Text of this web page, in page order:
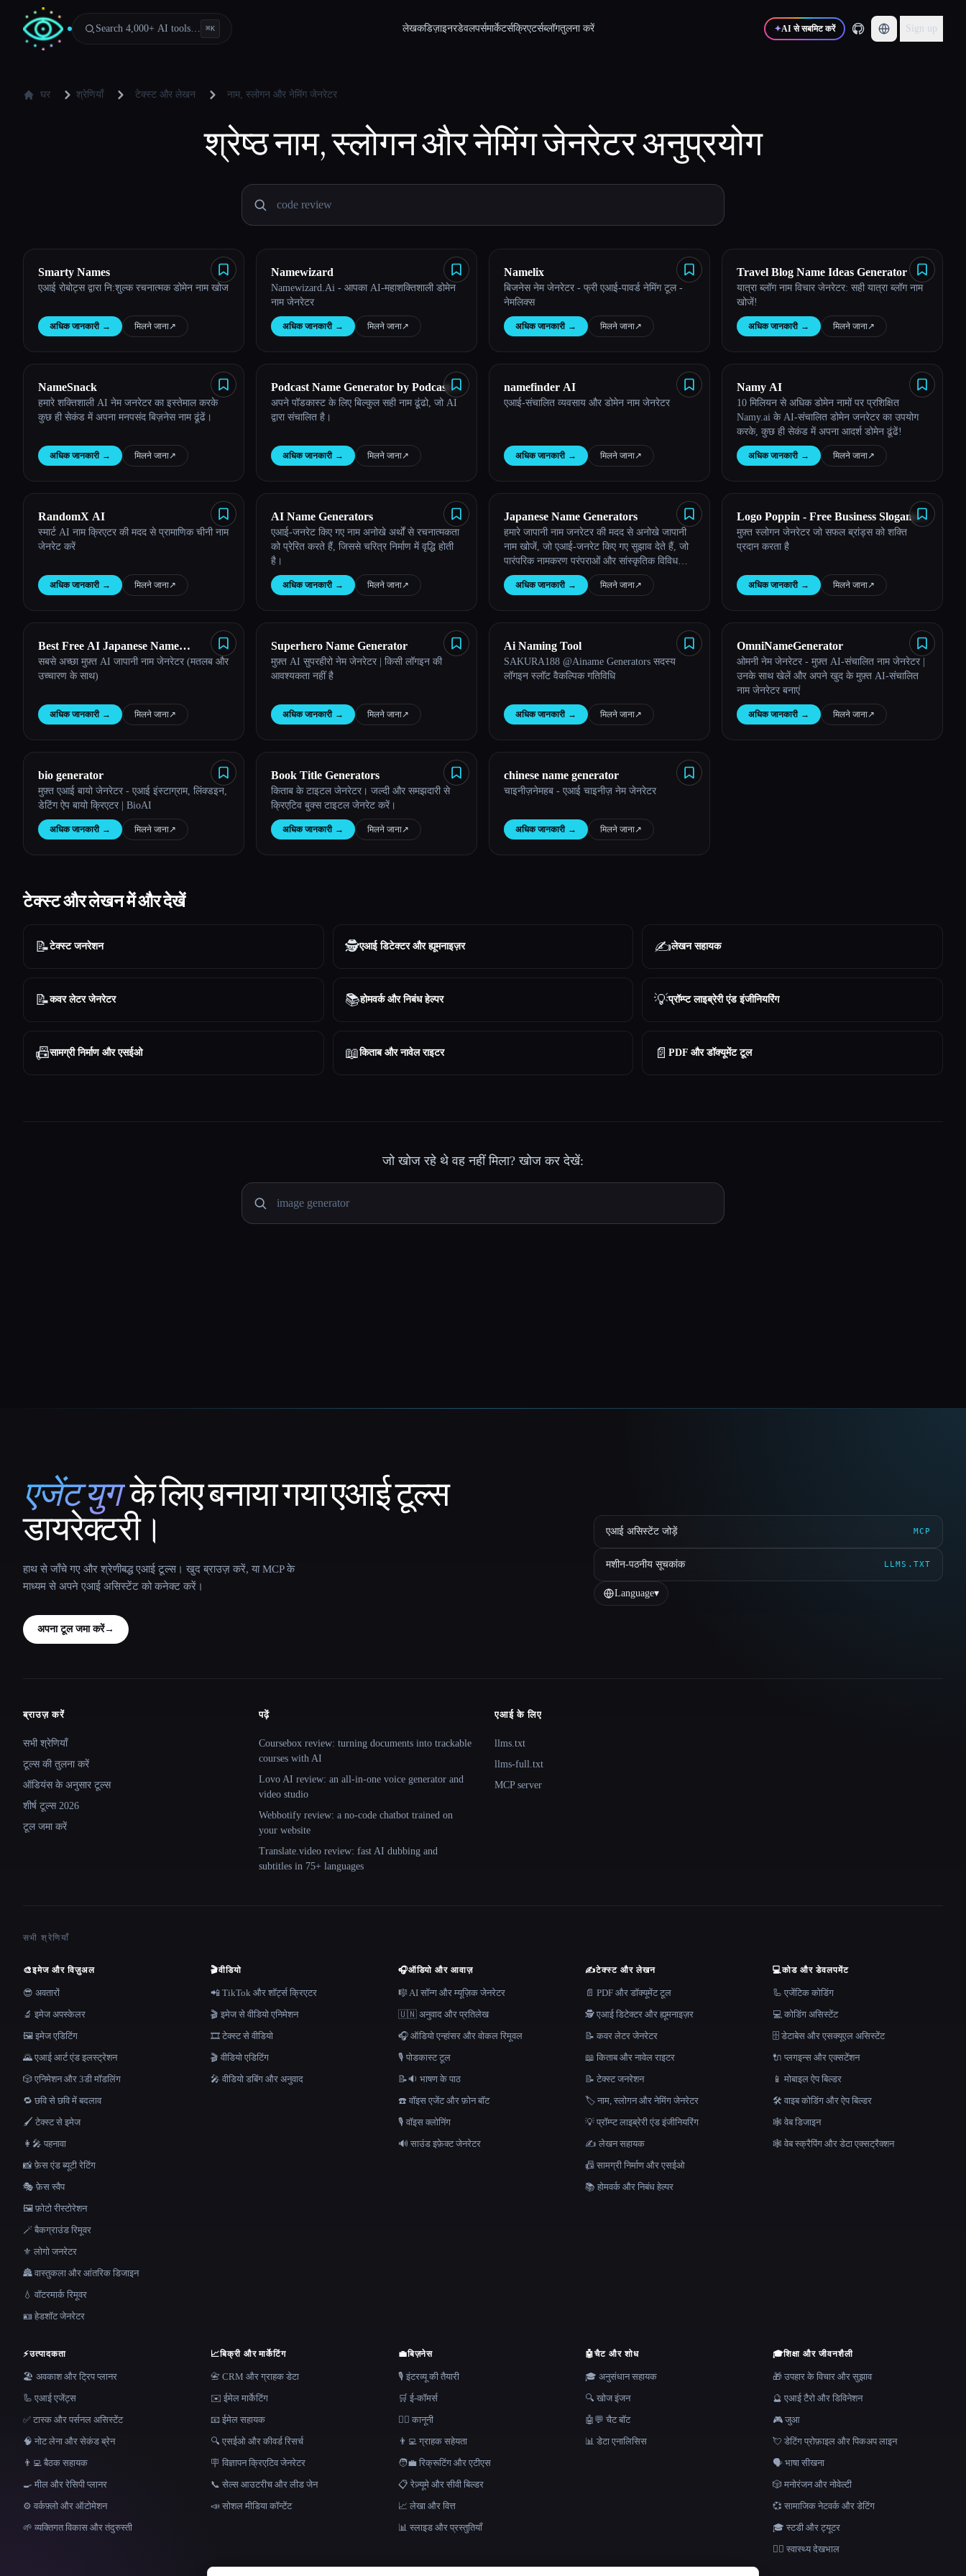
Search 4,000+ AI tools… ⌘K लेखकडिज़ाइनरडेवलपर्समार्केटर्सक्रिएटर्सब्लॉगतुलना करें ✦AI से सबमिट करें Sign up
घर श्रेणियाँ टेक्स्ट और लेखन नाम, स्लोगन और नेमिंग जेनरेटर
श्रेष्ठनाम, स्लोगन और नेमिंग जेनरेटरअनुप्रयोग
Smarty Names
एआई रोबोट्स द्वारा नि:शुल्क रचनात्मक डोमेन नाम खोज
अधिक जानकारी → मिलने जाना↗︎
Namewizard
Namewizard.Ai - आपका AI-महाशक्तिशाली डोमेन
नाम जेनरेटर
अधिक जानकारी → मिलने जाना↗︎
Namelix
बिजनेस नेम जेनरेटर - फ्री एआई-पावर्ड नेमिंग टूल -
नेमलिक्स
अधिक जानकारी → मिलने जाना↗︎
Travel Blog Name Ideas Generator
यात्रा ब्लॉग नाम विचार जेनरेटर: सही यात्रा ब्लॉग नाम
खोजें!
अधिक जानकारी → मिलने जाना↗︎
NameSnack
हमारे शक्तिशाली AI नेम जनरेटर का इस्तेमाल करके
कुछ ही सेकंड में अपना मनपसंद बिज़नेस नाम ढूंढें।
अधिक जानकारी → मिलने जाना↗︎
Podcast Name Generator by Podcast
Rocket
अपने पॉडकास्ट के लिए बिल्कुल सही नाम ढूंढो, जो AI
द्वारा संचालित है।
अधिक जानकारी → मिलने जाना↗︎
namefinder AI
एआई-संचालित व्यवसाय और डोमेन नाम जेनरेटर
अधिक जानकारी → मिलने जाना↗︎
Namy AI
10 मिलियन से अधिक डोमेन नामों पर प्रशिक्षित
Namy.ai के AI-संचालित डोमेन जनरेटर का उपयोग
करके, कुछ ही सेकंड में अपना आदर्श डोमेन ढूंढें!
अधिक जानकारी → मिलने जाना↗︎
RandomX AI
स्मार्ट AI नाम क्रिएटर की मदद से प्रामाणिक चीनी नाम
जेनरेट करें
अधिक जानकारी → मिलने जाना↗︎
AI Name Generators
एआई-जनरेट किए गए नाम अनोखे अर्थों से रचनात्मकता
को प्रेरित करते हैं, जिससे चरित्र निर्माण में वृद्धि होती
है।
अधिक जानकारी → मिलने जाना↗︎
Japanese Name Generators
हमारे जापानी नाम जनरेटर की मदद से अनोखे जापानी
नाम खोजें, जो एआई-जनरेट किए गए सुझाव देते हैं, जो
पारंपरिक नामकरण परंपराओं और सांस्कृतिक विविधता से
संबंधित हैं।
अधिक जानकारी → मिलने जाना↗︎
Logo Poppin - Free Business Slogans
Generator
मुफ़्त स्लोगन जेनरेटर जो सफल ब्रांड्स को शक्ति
प्रदान करता है
अधिक जानकारी → मिलने जाना↗︎
Best Free AI Japanese Name
Generator
सबसे अच्छा मुफ़्त AI जापानी नाम जेनरेटर (मतलब और
उच्चारण के साथ)
अधिक जानकारी → मिलने जाना↗︎
Superhero Name Generator
मुफ़्त AI सुपरहीरो नेम जेनरेटर | किसी लॉगइन की
आवश्यकता नहीं है
अधिक जानकारी → मिलने जाना↗︎
Ai Naming Tool
SAKURA188 @Ainame Generators सदस्य
लॉगइन स्लॉट वैकल्पिक गतिविधि
अधिक जानकारी → मिलने जाना↗︎
OmniNameGenerator
ओमनी नेम जेनरेटर - मुफ़्त AI-संचालित नाम जेनरेटर |
उनके साथ खेलें और अपने खुद के मुफ़्त AI-संचालित
नाम जेनरेटर बनाएं
अधिक जानकारी → मिलने जाना↗︎
bio generator
मुफ़्त एआई बायो जेनरेटर - एआई इंस्टाग्राम, लिंक्डइन,
डेटिंग ऐप बायो क्रिएटर | BioAI
अधिक जानकारी → मिलने जाना↗︎
Book Title Generators
किताब के टाइटल जेनरेटर। जल्दी और समझदारी से
क्रिएटिव बुक्स टाइटल जेनरेट करें।
अधिक जानकारी → मिलने जाना↗︎
chinese name generator
चाइनीज़नेमहब - एआई चाइनीज़ नेम जेनरेटर
अधिक जानकारी → मिलने जाना↗︎
टेक्स्ट और लेखन में और देखें
📝टेक्स्ट जनरेशन 🕵️एआई डिटेक्टर और ह्यूमनाइज़र ✍️लेखन सहायक
📝कवर लेटर जेनरेटर 📚होमवर्क और निबंध हेल्पर 💡प्रॉम्प्ट लाइब्रेरी एंड इंजीनियरिंग
📠सामग्री निर्माण और एसईओ 📖किताब और नावेल राइटर 📄PDF और डॉक्यूमेंट टूल
जो खोज रहे थे वह नहीं मिला? खोज कर देखें:
That AI Collection
एजेंट युग के लिए बनाया गया एआई टूल्स
डायरेक्टरी।
हाथ से जाँचे गए और श्रेणीबद्ध एआई टूल्स। खुद ब्राउज़ करें, या MCP के
माध्यम से अपने एआई असिस्टेंट को कनेक्ट करें।
अपना टूल जमा करें→
एआई असिस्टेंट जोड़ें MCP
मशीन-पठनीय सूचकांक LLMS.TXT
Language▾
Site navigation
ब्राउज़ करें
सभी श्रेणियाँ
टूल्स की तुलना करें
ऑडियंस के अनुसार टूल्स
शीर्ष टूल्स 2026
टूल जमा करें
पढ़ें
Coursebox review: turning documents into trackable
courses with AI
Lovo AI review: an all-in-one voice generator and
video studio
Webbotify review: a no-code chatbot trained on
your website
Translate.video review: fast AI dubbing and
subtitles in 75+ languages
एआई के लिए
llms.txt
llms-full.txt
MCP server
सभी श्रेणियाँ
🎨इमेज और विज़ुअल
😎 अवतारों
🔬 इमेज अपस्केलर
🖼️ इमेज एडिटिंग
🌄 एआई आर्ट एंड इलस्ट्रेशन
🎲 एनिमेशन और 3डी मॉडलिंग
🔁 छवि से छवि में बदलाव
🖌️ टेक्स्ट से इमेज
👩‍🎤 पहनावा
📸 फ़ेस एंड ब्यूटी रेटिंग
🎭 फ़ेस स्वैप
🖼️ फ़ोटो रीस्टोरेशन
🪄 बैकग्राउंड रिमूवर
⚜️ लोगो जनरेटर
🏯 वास्तुकला और आंतरिक डिजाइन
💧 वॉटरमार्क रिमूवर
🪪 हेडशॉट जेनरेटर
🎬वीडियो
📲 TikTok और शॉर्ट्स क्रिएटर
🎬 इमेज से वीडियो एनिमेशन
🎞️ टेक्स्ट से वीडियो
🎬 वीडियो एडिटिंग
🎤 वीडियो डबिंग और अनुवाद
🎧ऑडियो और आवाज़
🎼 AI सॉन्ग और म्यूज़िक जेनरेटर
🇺🇳 अनुवाद और प्रतिलेख
🎧 ऑडियो एन्हांसर और वोकल रिमूवल
🎙️ पोडकास्ट टूल
📝🔉 भाषण के पाठ
☎️ वॉइस एजेंट और फ़ोन बॉट
🎙️ वॉइस क्लोनिंग
🔊 साउंड इफ़ेक्ट जेनरेटर
✍️टेक्स्ट और लेखन
📄 PDF और डॉक्यूमेंट टूल
🕵️ एआई डिटेक्टर और ह्यूमनाइज़र
📝 कवर लेटर जेनरेटर
📖 किताब और नावेल राइटर
📝 टेक्स्ट जनरेशन
🏷️ नाम, स्लोगन और नेमिंग जेनरेटर
💡 प्रॉम्प्ट लाइब्रेरी एंड इंजीनियरिंग
✍️ लेखन सहायक
📠 सामग्री निर्माण और एसईओ
📚 होमवर्क और निबंध हेल्पर
💻कोड और डेवलपमेंट
🦾 एजेंटिक कोडिंग
💻 कोडिंग असिस्टेंट
🗄️ डेटाबेस और एसक्यूएल असिस्टेंट
🔌 प्लगइन्स और एक्सटेंशन
📱 मोबाइल ऐप बिल्डर
🛠️ वाइब कोडिंग और ऐप बिल्डर
🕸 वेब डिजाइन
🕸️ वेब स्क्रैपिंग और डेटा एक्सट्रैक्शन
⚡उत्पादकता
🏖 अवकाश और ट्रिप प्लानर
🦾 एआई एजेंट्स
✅ टास्क और पर्सनल असिस्टेंट
🧠 नोट लेना और सेकंड ब्रेन
👨‍💻 बैठक सहायक
🍳 मील और रेसिपी प्लानर
⚙️ वर्कफ़्लो और ऑटोमेशन
🌱 व्यक्तिगत विकास और तंदुरुस्ती
📈बिक्री और मार्केटिंग
📇 CRM और ग्राहक डेटा
✉️ ईमेल मार्केटिंग
📧 ईमेल सहायक
🔍 एसईओ और कीवर्ड रिसर्च
🪧 विज्ञापन क्रिएटिव जेनरेटर
📞 सेल्स आउटरीच और लीड जेन
📣 सोशल मीडिया कॉन्टेंट
💼बिज़नेस
🎙️ इंटरव्यू की तैयारी
🛒 ई-कॉमर्स
👩‍⚖️ कानूनी
👨‍💻 ग्राहक सहेयता
🧑‍💼 रिक्रूटिंग और एटीएस
📋 रेज़्यूमे और सीवी बिल्डर
📈 लेखा और वित्त
📊 स्लाइड और प्रस्तुतियाँ
🤖चैट और शोध
🎓 अनुसंधान सहायक
🔍 खोज इंजन
🤖💬 चैट बॉट
📊 डेटा एनालिसिस
🎓शिक्षा और जीवनशैली
🎁 उपहार के विचार और सुझाव
🔮 एआई टैरो और डिविनेशन
🎮 जुआ
💘 डेटिंग प्रोफ़ाइल और पिकअप लाइन
🗣️ भाषा सीखना
🎲 मनोरंजन और नोवेल्टी
💞 सामाजिक नेटवर्क और डेटिंग
🎓 स्टडी और ट्यूटर
👩‍⚕️ स्वास्थ्य देखभाल